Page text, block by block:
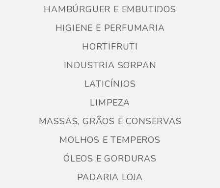
HAMBÚRGUER E EMBUTIDOS
HIGIENE E PERFUMARIA
HORTIFRUTI
INDUSTRIA SORPAN
LATICÍNIOS
LIMPEZA
MASSAS, GRÃOS E CONSERVAS
MOLHOS E TEMPEROS
ÓLEOS E GORDURAS
PADARIA LOJA